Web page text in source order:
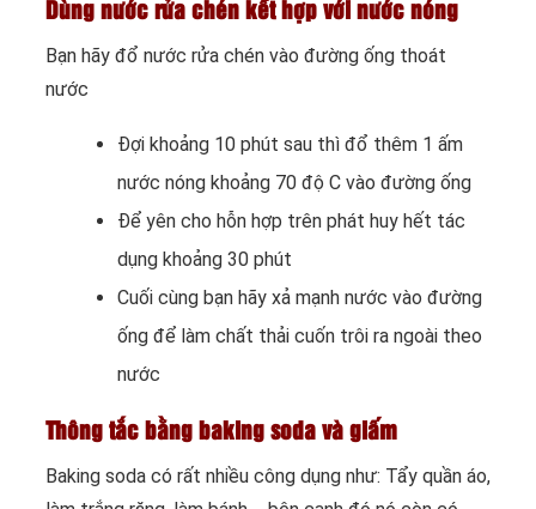
Dùng nước rửa chén kết hợp với nước nóng
Bạn hãy đổ nước rửa chén vào đường ống thoát
nước
Đợi khoảng 10 phút sau thì đổ thêm 1 ấm
nước nóng khoảng 70 độ C vào đường ống
Để yên cho hỗn hợp trên phát huy hết tác
dụng khoảng 30 phút
Cuối cùng bạn hãy xả mạnh nước vào đường
ống để làm chất thải cuốn trôi ra ngoài theo
nước
Thông tắc bằng baking soda và giấm
Baking soda có rất nhiều công dụng như: Tẩy quần áo,